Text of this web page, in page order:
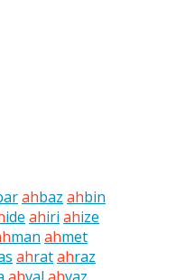
ahbaz ahbin
ide ahiri ahize
man ahmet
ahratahraz